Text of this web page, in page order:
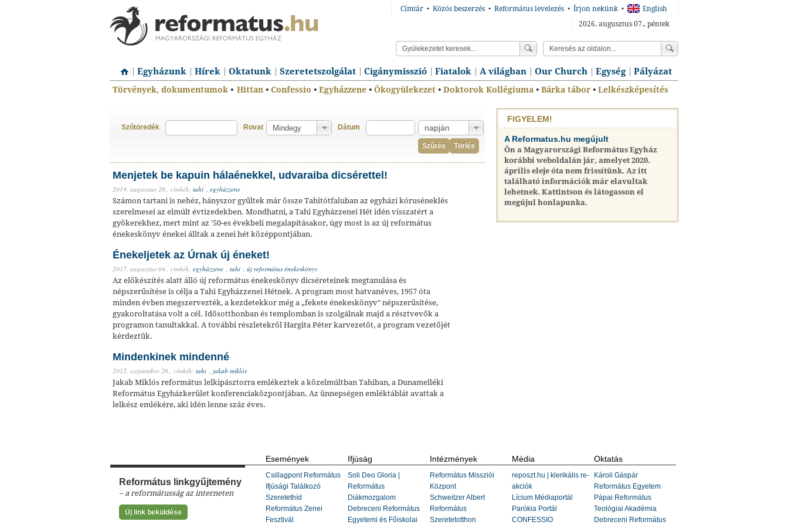
Címtár • Közös beszerzés • Református levelezés • Írjon nekünk •
English
2026. augusztus 07., péntek
Egyházunk Hírek Oktatunk Szeretetszolgálat Cigánymisszió Fiatalok A világban Our Church Egység Pályázat
Törvények, dokumentumok • Hittan • Confessio • Egyházzene • Ökogyülekezet • Doktorok Kollégiuma • Bárka tábor • Lelkészképesítés
Szótöredék Rovat Dátum
Törlés
Szűrés
Menjetek be kapuin hálaénekkel, udvaraiba dicsérettel!
2019. augusztus 26., címkék: tahi , egyházzene
Számon tartani is nehéz, hányszor gyűltek már össze Tahitótfaluban az egyházi kóruséneklés
szerelmesei az elmúlt évtizedekben. Mondhatni, a Tahi Egyházzenei Hét idén visszatért a
gyökerekhez, mert mint az '50-es évekbeli megalapításakor, úgy most is az új református
énekeskönyv énekei álltak a zenei hét középpontjában.
Énekeljetek az Úrnak új éneket!
2017. augusztus 04., címkék: egyházzene , tahi , új református énekeskönyv
Az előkészítés alatt álló új református énekeskönyv dicséreteinek megtanulása és
népszerűsítése is célja a Tahi Egyházzenei Hétnek. A program most hatvanéves, 1957 óta
minden évben megszervezték, a kezdetekkor még a „fekete énekeskönyv" népszerűsítése,
gyakoroltatása volt a cél. Idősotthonban és templomban is szolgálnak majd a résztvevők a
programon tanultakkal. A további részletekről Hargita Péter karvezetőt, a program vezetőjét
kérdeztük.
Mindenkinek mindenné
2012. szeptember 26., címkék: tahi , jakab miklós
Jakab Miklós református lelkipásztorra emlékeztek a közelmúltban Tahiban, a Dunamelléki
Református Egyházkerület konferenciaközpontjában. Az ünnepségen emléktáblát avattak a
lelkész emlékére, aki idén lenne száz éves.
FIGYELEM!
A Reformatus.hu megújult
Ön a Magyarországi Református Egyház
korábbi weboldalán jár, amelyet 2020.
április eleje óta nem frissítünk. Az itt
található információk már elavultak
lehetnek. Kattintson és látogasson el
megújul honlapunka.
Református linkgyűjtemény
– a reformátusság az interneten
Új link beküldése
Események
Csillagpont Református
Ifjúsági Találkozó
Szeretethíd
Református Zenei
Fesztivál
Ifjúság
Soli Deo Gloria |
Református
Diákmozgalom
Debreceni Református
Egyetemi és Főiskolai
Intézmények
Református Missziói
Központ
Schweitzer Albert
Református
Szeretetotthon
Média
reposzt.hu | klerikális re-
akciók
Lícium Médiaportál
Parókia Portál
CONFESSIO
Oktatás
Károli Gáspár
Református Egyetem
Pápai Református
Teológiai Akadémia
Debreceni Református